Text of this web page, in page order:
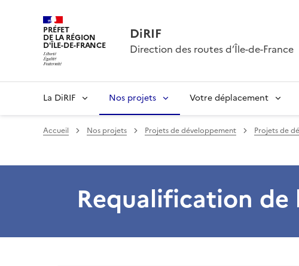
PRÉFET
DE LA RÉGION
D'ÎLE-DE-FRANCE
DiRIF
Direction des routes d’Île-de-France
La DiRIF Nos projets Votre déplacement
Accueil Nos projets Projets de développement Projets de
Requalification de